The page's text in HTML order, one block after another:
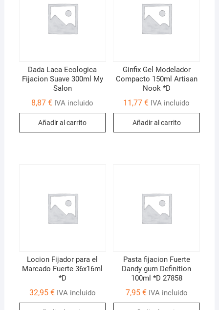
Dada Laca Ecologica
Fijacion Suave 300ml My
Salon
8,87€ IVA incluido
Añadir al carrito
Ginfix Gel Modelador
Compacto 150ml Artisan
Nook *D
11,77€ IVA incluido
Añadir al carrito
Locion Fijador para el
Marcado Fuerte 36x16ml
*D
32,95 € IVA incluido
Pasta fijacion Fuerte
Dandy gum Definition
100ml *D 27858
7,95 € IVA incluido